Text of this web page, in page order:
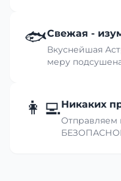
🐟Свежая -
Вкуснейшая
меру
👩‍💻Никаких
Отправляем